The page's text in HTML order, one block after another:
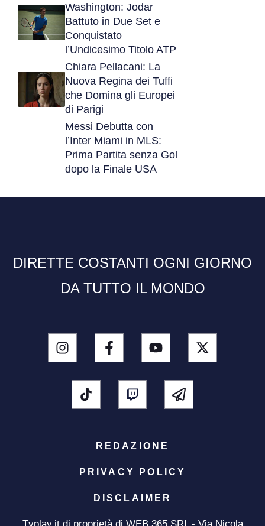
Washington: Jodar
Battuto in Due Set e
Conquistato
l’Undicesimo Titolo ATP
Chiara Pellacani: La
Nuova Regina dei Tuffi
che Domina gli Europei
di Parigi
Messi Debutta con
l’Inter Miami in MLS:
Prima Partita senza Gol
dopo la Finale USA
DIRETTE COSTANTI OGNI GIORNO
DA TUTTO IL MONDO
REDAZIONE
PRIVACY POLICY
DISCLAIMER
Tvplay.it di proprietà di WEB 365 SRL - Via Nicola